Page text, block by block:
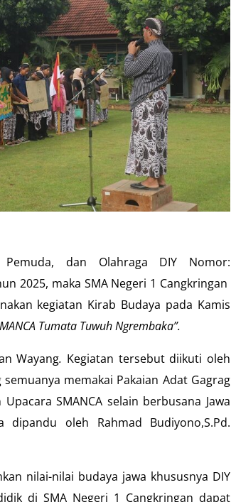
dan Olahraga DIY Nomor:
2025, maka SMA Negeri 1 Cangkringan
kegiatan Kirab Budaya pada Kamis
Tumata Tuwuh Ngrembaka”.
Wayang. Kegiatan tersebut diikuti oleh
memakai Pakaian Adat Gagrag
SMANCA selain berbusana Jawa
oleh Rahmad Budiyono,S.Pd.
nilai-nilai budaya jawa khususnya DIY
di SMA Negeri 1 Cangkringan dapat